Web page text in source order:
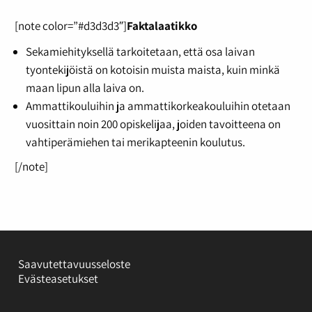
[note color=”#d3d3d3″]Faktalaatikko
Sekamiehityksellä tarkoitetaan, että osa laivan
tyontekijöistä on kotoisin muista maista, kuin minkä
maan lipun alla laiva on.
Ammattikouluihin ja ammattikorkeakouluihin otetaan
vuosittain noin 200 opiskelijaa, joiden tavoitteena on
vahtiperämiehen tai merikapteenin koulutus.
[/note]
Saavutettavuusseloste
Evästeasetukset